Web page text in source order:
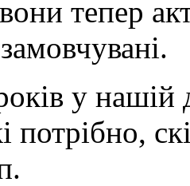
тепер
у нашій